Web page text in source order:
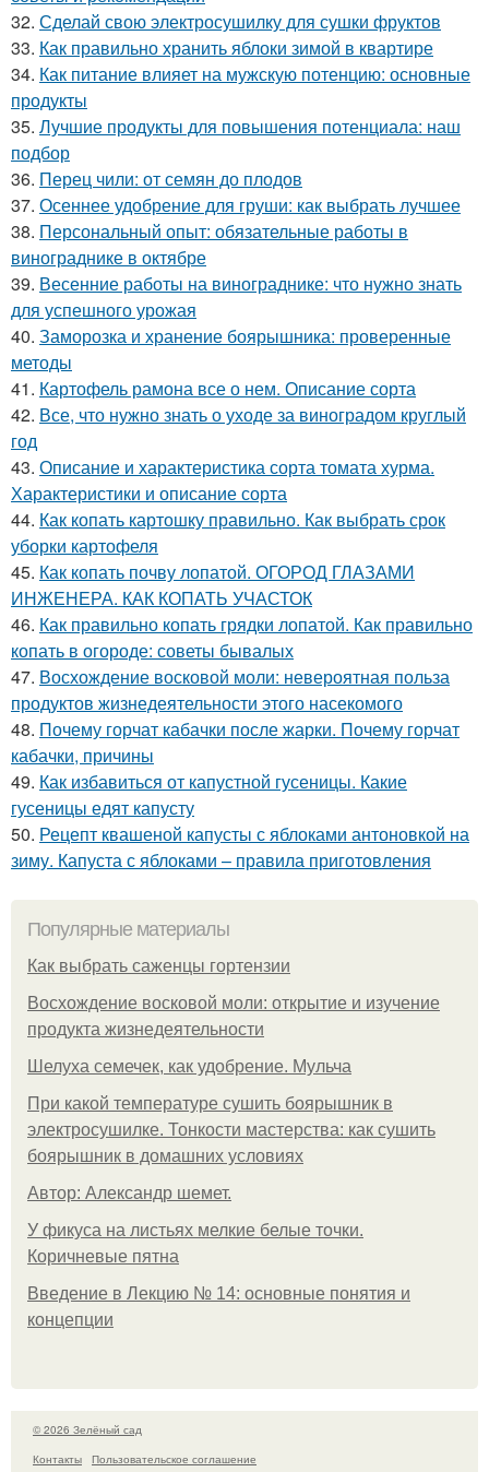
32. Сделай свою электросушилку для сушки фруктов
33. Как правильно хранить яблоки зимой в квартире
34. Как питание влияет на мужскую потенцию: основные
продукты
35. Лучшие продукты для повышения потенциала: наш
подбор
36. Перец чили: от семян до плодов
37. Осеннее удобрение для груши: как выбрать лучшее
38. Персональный опыт: обязательные работы в
винограднике в октябре
39. Весенние работы на винограднике: что нужно знать
для успешного урожая
40. Заморозка и хранение боярышника: проверенные
методы
41. Картофель рамона все о нем. Описание сорта
42. Все, что нужно знать о уходе за виноградом круглый
год
43. Описание и характеристика сорта томата хурма.
Характеристики и описание сорта
44. Как копать картошку правильно. Как выбрать срок
уборки картофеля
45. Как копать почву лопатой. ОГОРОД ГЛАЗАМИ
ИНЖЕНЕРА. КАК КОПАТЬ УЧАСТОК
46. Как правильно копать грядки лопатой. Как правильно
копать в огороде: советы бывалых
47. Восхождение восковой моли: невероятная польза
продуктов жизнедеятельности этого насекомого
48. Почему горчат кабачки после жарки. Почему горчат
кабачки, причины
49. Как избавиться от капустной гусеницы. Какие
гусеницы едят капусту
50. Рецепт квашеной капусты с яблоками антоновкой на
зиму. Капуста с яблоками – правила приготовления
Популярные материалы
Как выбрать саженцы гортензии
Восхождение восковой моли: открытие и изучение
продукта жизнедеятельности
Шелуха семечек, как удобрение. Мульча
При какой температуре сушить боярышник в
электросушилке. Тонкости мастерства: как сушить
боярышник в домашних условиях
Автор: Александр шемет.
У фикуса на листьях мелкие белые точки.
Коричневые пятна
Введение в Лекцию № 14: основные понятия и
концепции
© 2026 Зелёный сад
Контакты
Пользовательское соглашение